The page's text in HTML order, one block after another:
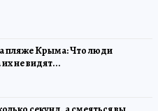
пляже Крыма: Что люди
не видят...